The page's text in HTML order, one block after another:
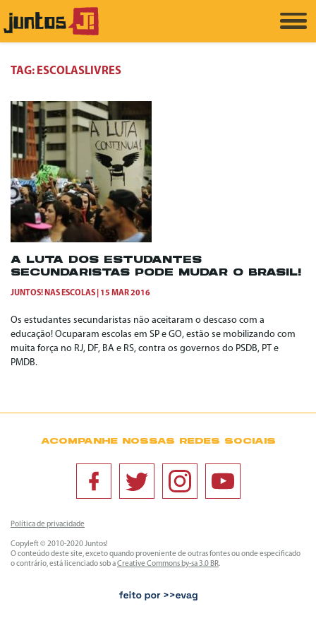
TAG: ESCOLASLIVRES
A LUTA DOS ESTUDANTES
SECUNDARISTAS PODE MUDAR O BRASIL!
JUNTOS! NAS ESCOLAS 15 MAR 2016
Os estudantes secundaristas não aceitaram o descaso com a
educação! Ocuparam escolas em SP e GO, estão se mobilizando com
muita força no RJ, DF, BA e RS, contra os governos do PSDB, PT e
PMDB.
ACOMPANHE NOSSAS REDES SOCIAIS
Política de privacidade
Copyleft © 2010-2020 Juntos!
O conteúdo deste site, exceto quando proveniente de outras fontes ou onde especificado
o contrário, está licenciado sob aCreative Commons by-sa 3.0 BR.